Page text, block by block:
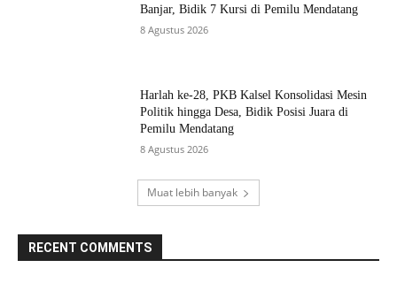
Banjar, Bidik 7 Kursi di Pemilu Mendatang
8 Agustus 2026
Harlah ke-28, PKB Kalsel Konsolidasi Mesin
Politik hingga Desa, Bidik Posisi Juara di
Pemilu Mendatang
8 Agustus 2026
Muat lebih banyak
RECENT COMMENTS